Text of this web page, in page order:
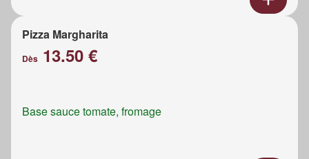
Pizza Margharita
Dès 13.50 €
Base sauce tomate, fromage